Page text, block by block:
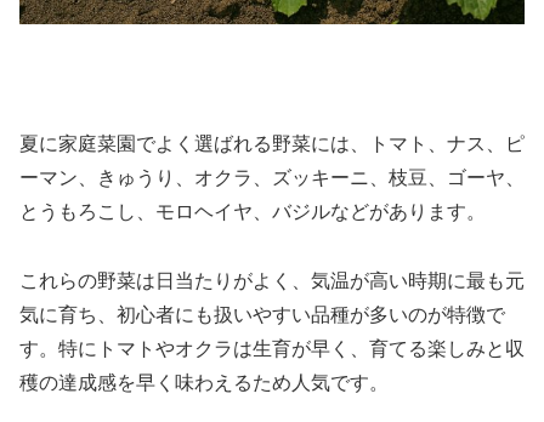
夏に家庭菜園でよく選ばれる野菜には、トマト、ナス、ピ
ーマン、きゅうり、オクラ、ズッキーニ、枝豆、ゴーヤ、
とうもろこし、モロヘイヤ、バジルなどがあります。
これらの野菜は日当たりがよく、気温が高い時期に最も元
気に育ち、初心者にも扱いやすい品種が多いのが特徴で
す。特にトマトやオクラは生育が早く、育てる楽しみと収
穫の達成感を早く味わえるため人気です。